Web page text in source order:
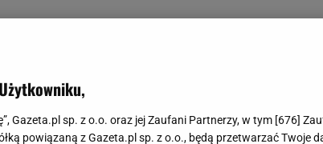
Gazeta.pl sp. z o.o. oraz jej Zaufani Partnerzy, w tym [676]
powiązaną z Gazeta.pl sp. z o.o., będą przetwarzać Twoje